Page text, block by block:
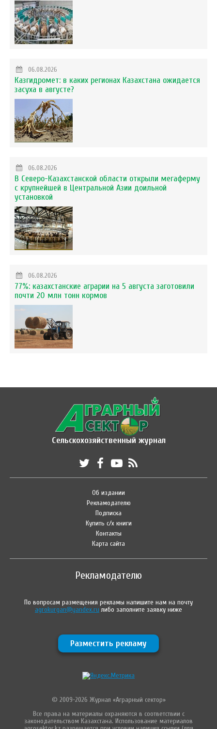
06.08.2026
Казгидромет: в каких регионах Казахстана ожидается
засуха в августе?
06.08.2026
В Северо-Казахстанской области открыли мегаферму
с крупнейшей в Центральной Азии доильной
установкой
06.08.2026
77%: казахстанские аграрии на 5 августа заготовили
почти 20 млн тонн кормов
Сельскохозяйственный журнал
Об издании
Рекламодателю
Подписка
Купить с/х книги
Контакты
Карта сайта
Рекламодателю
По вопросам размещения рекламы напишите нам на почту
agrokurgan@yandex.ru либо заполните заявку ниже
Разместить рекламу
© 2009-2026 Журнал «Аграрный сектор»
Все права на материалы охраняются в соответствии с
законодательством Казахстана. Использование материалов